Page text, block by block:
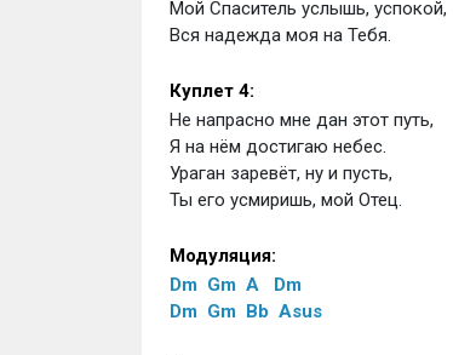
Мой Спаситель услышь, успокой,
Вся надежда моя на Тебя.
Куплет 4:
Не напрасно мне дан этот путь,
Я на нём достигаю небес.
Ураган заревёт, ну и пусть,
Ты его усмиришь, мой Отец.
Модуляция:
Dm Gm A
Dm
Dm Gm Bb Asus